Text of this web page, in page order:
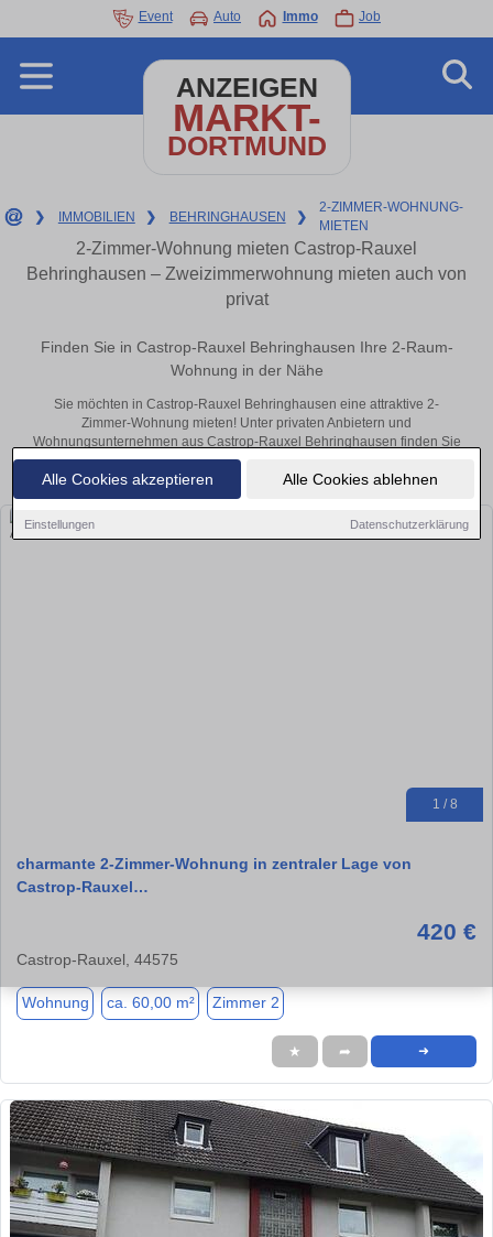
Alle Cookies akzeptieren Alle Cookies ablehnen
Einstellungen Datenschutzerklärung
Event Auto Immo Job
ANZEIGEN
MARKT-
DORTMUND
❯ IMMOBILIEN ❯ BEHRINGHAUSEN ❯
2-ZIMMER-WOHNUNG-
MIETEN
2-Zimmer-Wohnung mieten Castrop-Rauxel
Behringhausen – Zweizimmerwohnung mieten auch von
privat
Finden Sie in Castrop-Rauxel Behringhausen Ihre 2-Raum-
Wohnung in der Nähe
Sie möchten in Castrop-Rauxel Behringhausen eine attraktive 2-
Zimmer-Wohnung mieten! Unter privaten Anbietern und
Wohnungsunternehmen aus Castrop-Rauxel Behringhausen finden Sie
Ihre Zweizimmerwohnung. Mit ein paar Klicks zu Ihrer 2-Raum-
Wohnung in der Nähe.
1 / 8
charmante 2-Zimmer-Wohnung in zentraler Lage von
Castrop-Rauxel…
420 €
Castrop-Rauxel, 44575
Wohnung ca. 60,00 m² Zimmer 2
★ ➦ ➜